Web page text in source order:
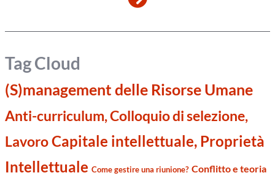
Tag Cloud
(S)management delle Risorse Umane
Anti-curriculum, Colloquio di selezione,
LavoroCapitale intellettuale, Proprietà
Intellettuale Come gestire una riunione? Conflitto e teoria